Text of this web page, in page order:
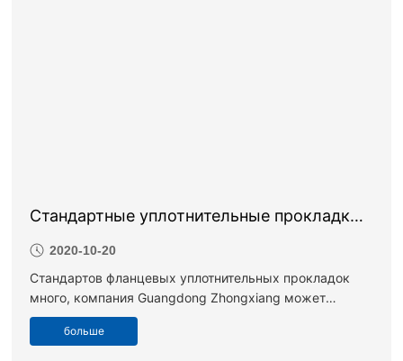
Стандартные уплотнительные прокладки
для фланцев
2020-10-20
Стандартов фланцевых уплотнительных прокладок
много, компания Guangdong Zhongxiang может
изготовить их в соответствии с физическими и
химическими свойствами среды, а также с уровнем
больше